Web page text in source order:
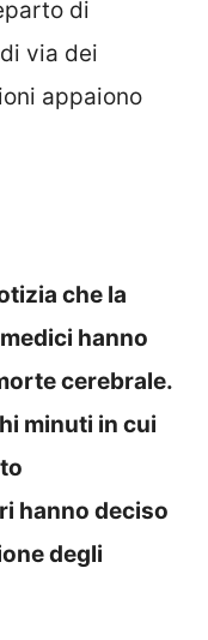
di
via dei
appaiono
che la
hanno
cerebrale.
minuti in cui
hanno deciso
degli